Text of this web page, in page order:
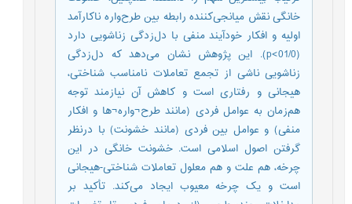
خانگی نقش میانجی‌کننده رابطه بین طرح‌واره ناکارآمد
اولیه و افکار خودآیند منفی با دل‌زدگی زناشویی دارد
(01/0>p). این پژوهش نشان می‌دهد که دل‌زدگی
زناشویی ناشی از تجمع تعاملات نامناسب شناختی،
هیجانی و رفتاری است و کاهش آن نیازمند توجه
هم‌زمان به عوامل فردی (مانند طرح¬واره¬ها و افکار
منفی) و عوامل بین فردی (مانند خشونت) با درنظر
گرفتن اصول اسلامی است. خشونت خانگی در این
چرخه، هم علت و هم معلول تعاملات شناختی-هیجانی
است و یک چرخه معیوب ایجاد می‌کند. تأکید بر